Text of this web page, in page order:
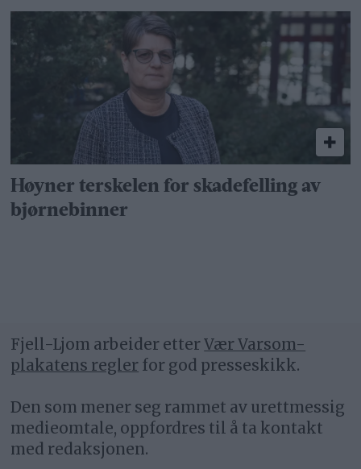
Høyner terskelen for skadefelling av
bjørnebinner
Fjell-Ljom arbeider etterVær Varsom-
plakatens regler for god presseskikk.
Den som mener seg rammet av urettmessig
medieomtale, oppfordres til å ta kontakt
med redaksjonen.